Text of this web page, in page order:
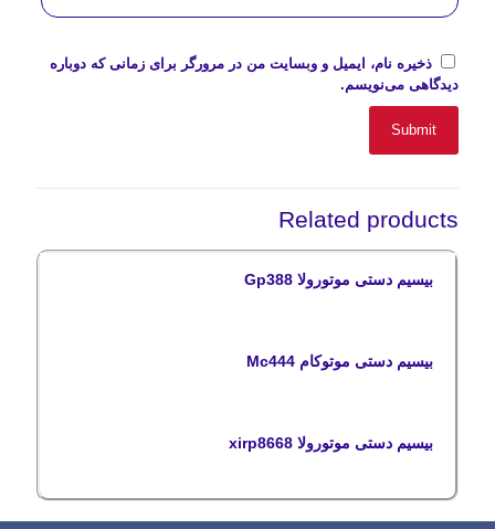
ذخیره نام، ایمیل و وبسایت من در مرورگر برای زمانی که دوباره
دیدگاهی می‌نویسم.
Related products
بیسیم دستی موتورولا Gp388
بیسیم دستی موتوکام Mc444
بیسیم دستی موتورولا xirp8668